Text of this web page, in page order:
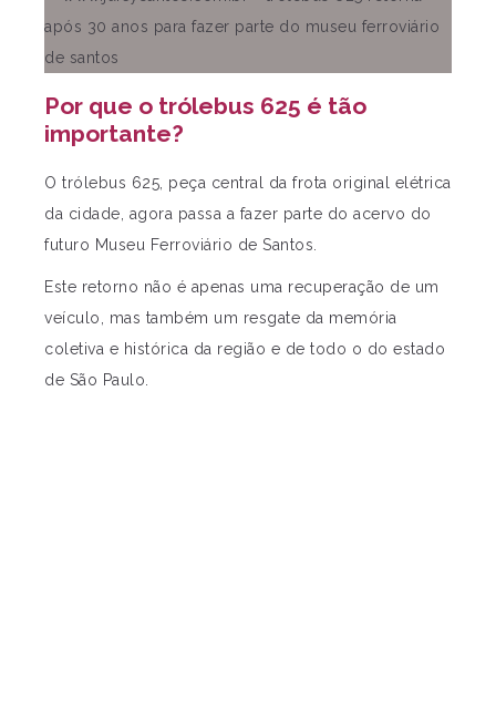
Por que o trólebus 625 é tão
importante?
O trólebus 625, peça central da frota original elétrica
da cidade, agora passa a fazer parte do acervo do
futuro Museu Ferroviário de Santos.
Este retorno não é apenas uma recuperação de um
veículo, mas também um resgate da memória
coletiva e histórica da região e de todo o do estado
de São Paulo.